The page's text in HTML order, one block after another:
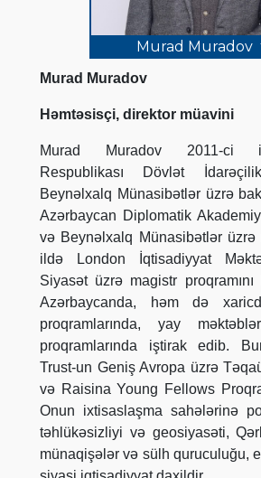
Murad Muradov
Murad Muradov
Həmtəsisçi, direktor müavini
Murad Muradov 2011-ci
Respublikası Dövlət İdarəçilik
Beynəlxalq Münasibətlər üzrə
Azərbaycan Diplomatik
və Beynəlxalq Münasibətlər
ildə London İqtisadiyyat
Siyasət üzrə magistr
Azərbaycanda, həm də
proqramlarında, yay
proqramlarında iştirak edib.
Trust-un Geniş Avropa üzrə
və Raisina Young Fellows
Onun ixtisaslaşma sahələrinə
təhlükəsizliyi və geosiyasəti,
münaqişələr və sülh quruculuğu,